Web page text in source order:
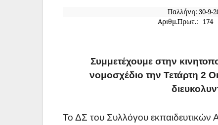
Συμμετέχουμε στην
νομοσχέδιο την Τετάρτη 2
Το ΔΣ του Συλλόγου εκπαιδευτικών